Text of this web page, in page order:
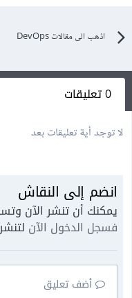
اذهب الى مقالات DevOps
0 تعليقات
لا توجد أية تعليقات بعد
انضم إلى النقاش
يمكنك أن تنشر الآن
فسجل الدخول الآن
أضف تعليق